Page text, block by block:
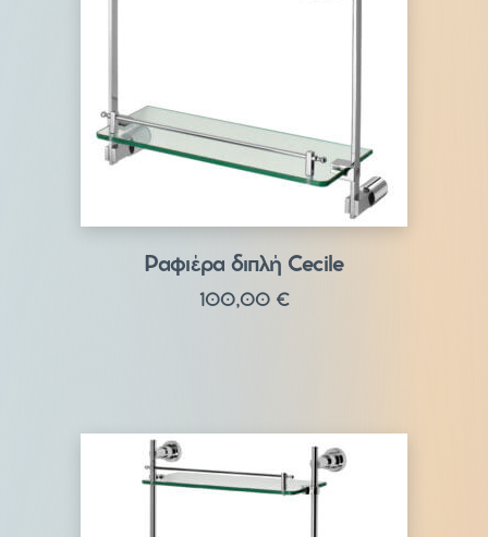
Ραφιέρα διπλή Cecile
100,00 €